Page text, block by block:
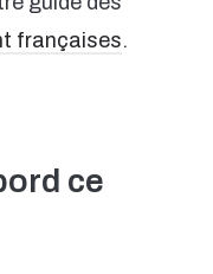
françaises.
ce